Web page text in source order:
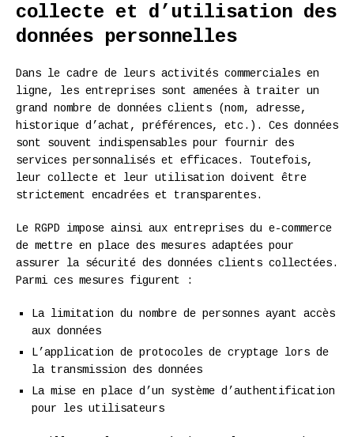
collecte et d’utilisation des
données personnelles
Dans le cadre de leurs activités commerciales en
ligne, les entreprises sont amenées à traiter un
grand nombre de données clients (nom, adresse,
historique d’achat, préférences, etc.). Ces données
sont souvent indispensables pour fournir des
services personnalisés et efficaces. Toutefois,
leur collecte et leur utilisation doivent être
strictement encadrées et transparentes.
Le RGPD impose ainsi aux entreprises du e-commerce
de mettre en place des mesures adaptées pour
assurer la sécurité des données clients collectées.
Parmi ces mesures figurent :
La limitation du nombre de personnes ayant accès
aux données
L’application de protocoles de cryptage lors de
la transmission des données
La mise en place d’un système d’authentification
pour les utilisateurs